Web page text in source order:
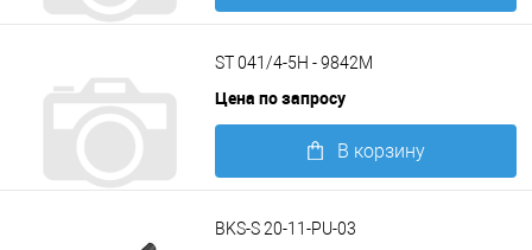
ST 041/4-5H - 9842M
Цена по запросу
В корзину
BKS-S 20-11-PU-03